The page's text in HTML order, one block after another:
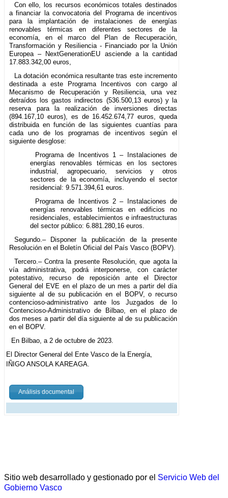
Con ello, los recursos económicos totales destinados
a financiar la convocatoria del Programa de incentivos
para la implantación de instalaciones de energías
renovables térmicas en diferentes sectores de la
economía, en el marco del Plan de Recuperación,
Transformación y Resiliencia - Financiado por la Unión
Europea – NextGenerationEU asciende a la cantidad
17.883.342,00 euros,
La dotación económica resultante tras este incremento
destinada a este Programa Incentivos con cargo al
Mecanismo de Recuperación y Resiliencia, una vez
detraídos los gastos indirectos (536.500,13 euros) y la
reserva para la realización de inversiones directas
(894.167,10 euros), es de 16.452.674,77 euros, queda
distribuida en función de las siguientes cuantías para
cada uno de los programas de incentivos según el
siguiente desglose:
Programa de Incentivos 1 – Instalaciones de
energías renovables térmicas en los sectores
industrial, agropecuario, servicios y otros
sectores de la economía, incluyendo el sector
residencial: 9.571.394,61 euros.
Programa de Incentivos 2 – Instalaciones de
energías renovables térmicas en edificios no
residenciales, establecimientos e infraestructuras
del sector público: 6.881.280,16 euros.
Segundo.– Disponer la publicación de la presente
Resolución en el Boletín Oficial del País Vasco (BOPV).
Tercero.– Contra la presente Resolución, que agota la
vía administrativa, podrá interponerse, con carácter
potestativo, recurso de reposición ante el Director
General del EVE en el plazo de un mes a partir del día
siguiente al de su publicación en el BOPV, o recurso
contencioso-administrativo ante los Juzgados de lo
Contencioso-Administrativo de Bilbao, en el plazo de
dos meses a partir del día siguiente al de su publicación
en el BOPV.
En Bilbao, a 2 de octubre de 2023.
El Director General del Ente Vasco de la Energía,
IÑIGO ANSOLA KAREAGA.
Análisis documental
Sitio web desarrollado y gestionado por el Servicio Web del
Gobierno Vasco